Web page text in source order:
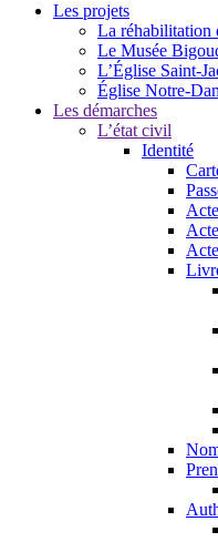
Les projets
La réhabilitation
Le Musée
L’Église Saint-
Église Notre-
Les démarches
L’état civil
Identité